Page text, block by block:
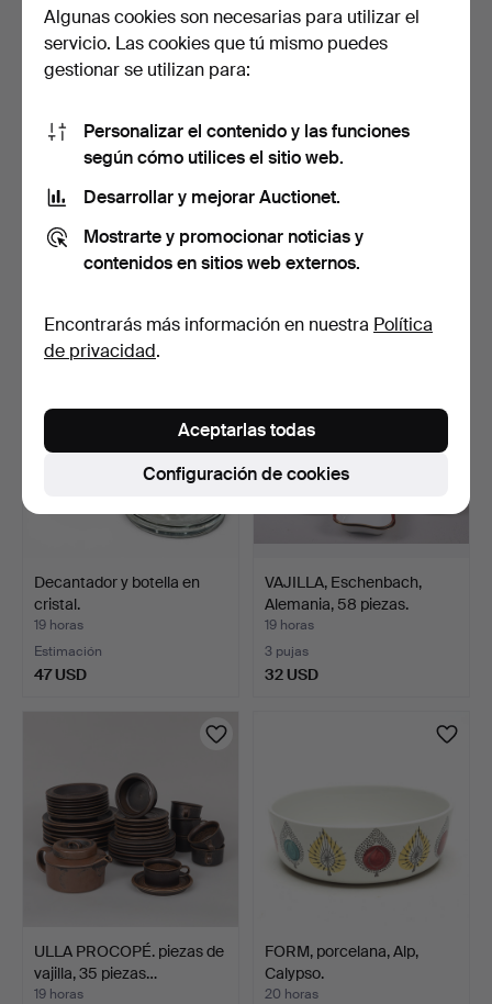
FUENTES PARA HORNO, 2
uds., porcelana, Rör…
"Prunus", porcela…
18 horas
Decantador y botella en
cristal.
19 horas
Estimación
47 USD
VAJILLA, Eschenbach,
Alemania, 58 piezas.
19 horas
3 pujas
32 USD
ULLA PROCOPÉ. piezas de
vajilla, 35 piezas…
19 horas
FORM, porcelana, Alp,
Calypso.
20 horas
Algunas cookies son necesarias para utilizar el
servicio. Las cookies que tú mismo puedes
gestionar se utilizan para:
Personalizar el contenido y las funciones
según cómo utilices el sitio web.
Desarrollar y mejorar Auctionet.
Mostrarte y promocionar noticias y
contenidos en sitios web externos.
Encontrarás más información en nuestra Política
de privacidad.
Configuración de cookies
Aceptarlas todas